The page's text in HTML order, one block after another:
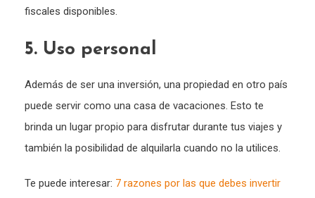
fiscales disponibles.
5. Uso personal
Además de ser una inversión, una propiedad en otro país
puede servir como una casa de vacaciones. Esto te
brinda un lugar propio para disfrutar durante tus viajes y
también la posibilidad de alquilarla cuando no la utilices.
Te puede interesar: 7 razones por las que debes invertir